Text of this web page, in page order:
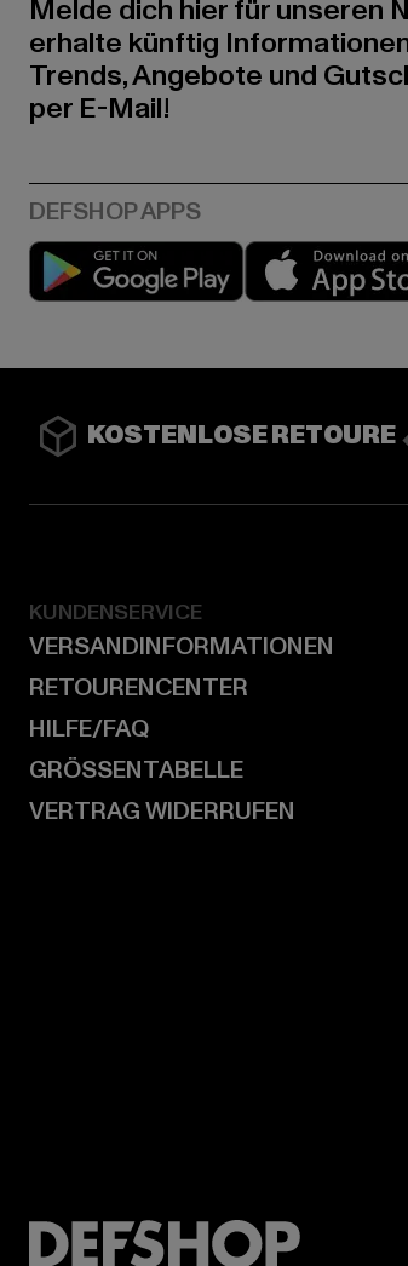
Melde dich hier für unseren
erhalte künftig
Trends, Angebote und
per E-Mail!
Play market
KOSTENLOSE RETOURE
KUNDENSERVICE
VERSANDINFORMATIONEN
RETOURENCENTER
HILFE/FAQ
GRÖSSENTABELLE
VERTRAG WIDERRUFEN